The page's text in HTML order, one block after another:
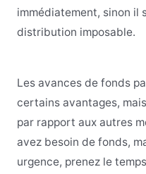
immédiatement, sinon il
distribution imposable.
Les avances de fonds
certains avantages,
par rapport aux autres
avez besoin de fonds,
urgence, prenez le